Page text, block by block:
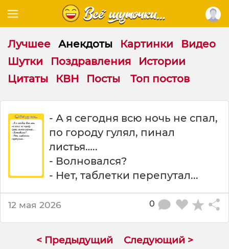
Лучшее Анекдоты Картинки
Видео
Шутки
Поздравления
Истории
Цитаты
КВН Посты Топ постов
с
- А я сегодня всю ночь не спал,
по городу гулял, пинал
листья…..
- Волновался?
- Нет, таблетки перепутал...
12 мая 2026 0
< Предыдущий Следующий >